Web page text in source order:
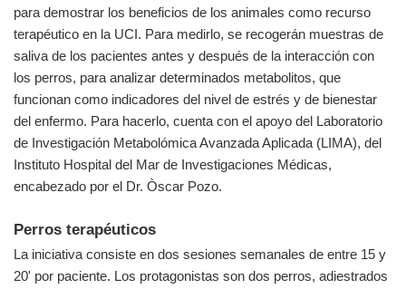
para demostrar los beneficios de los animales como recurso
terapéutico en la UCI. Para medirlo, se recogerán muestras de
saliva de los pacientes antes y después de la interacción con
los perros, para analizar determinados metabolitos, que
funcionan como indicadores del nivel de estrés y de bienestar
del enfermo. Para hacerlo, cuenta con el apoyo del Laboratorio
de Investigación Metabolómica Avanzada Aplicada (LIMA), del
Instituto Hospital del Mar de Investigaciones Médicas,
encabezado por el Dr. Òscar Pozo.
Perros terapéuticos
La iniciativa consiste en dos sesiones semanales de entre 15 y
20' por paciente. Los protagonistas son dos perros, adiestrados